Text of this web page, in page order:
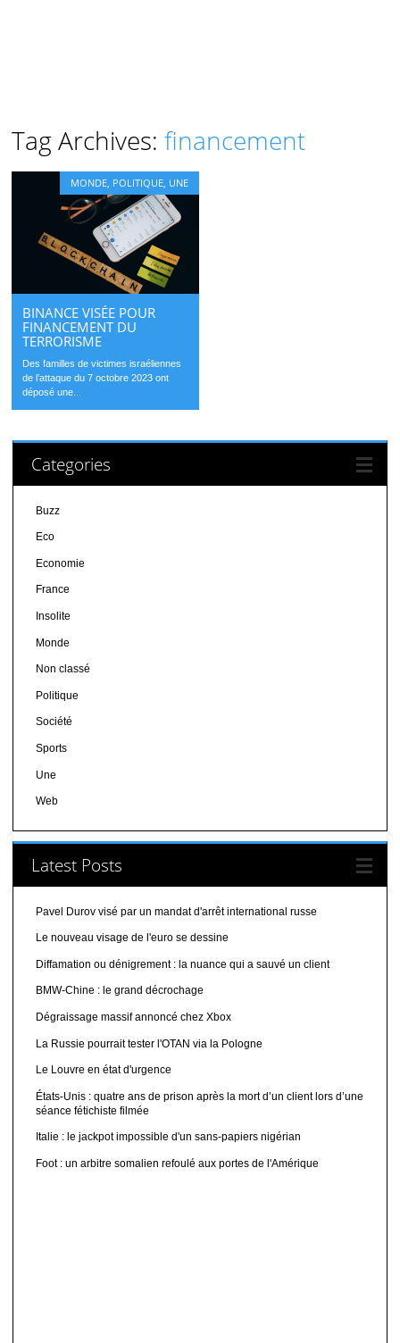
Tag Archives:financement
MONDE POLITIQUE UNE
BINANCE VISÉE POUR
FINANCEMENT DU
TERRORISME
Des familles de victimes israéliennes
de l’attaque du 7 octobre 2023 ont
déposé une...
Categories
Buzz
Eco
Economie
France
Insolite
Monde
Non classé
Politique
Société
Sports
Une
Web
Latest Posts
Pavel Durov visé par un mandat d'arrêt international russe
Le nouveau visage de l'euro se dessine
Diffamation ou dénigrement : la nuance qui a sauvé un client
BMW-Chine : le grand décrochage
Dégraissage massif annoncé chez Xbox
La Russie pourrait tester l'OTAN via la Pologne
Le Louvre en état d'urgence
États-Unis : quatre ans de prison après la mort d’un client lors d’une
séance fétichiste filmée
Italie : le jackpot impossible d'un sans-papiers nigérian
Foot : un arbitre somalien refoulé aux portes de l'Amérique